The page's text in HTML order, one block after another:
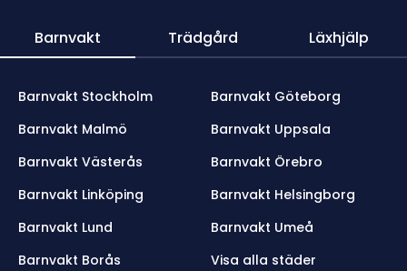
Barnvakt Trädgård Läxhjälp
Barnvakt Stockholm
Barnvakt Göteborg
Barnvakt Malmö
Barnvakt Uppsala
Barnvakt Västerås
Barnvakt Örebro
Barnvakt Linköping
Barnvakt Helsingborg
Barnvakt Lund
Barnvakt Umeå
Barnvakt Borås
Visa alla städer